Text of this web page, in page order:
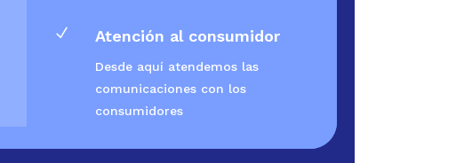
N Atención al consumidor
Desde aquí atendemos las
comunicaciones con los
consumidores